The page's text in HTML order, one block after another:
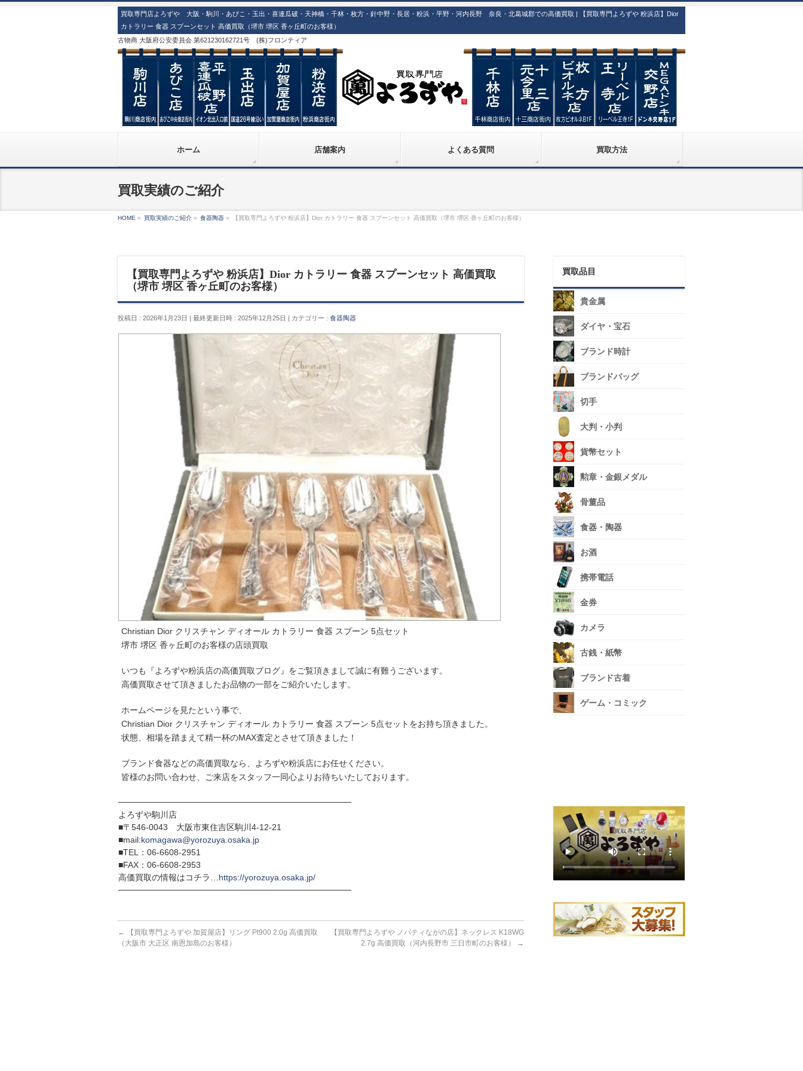
買取専門店よろずや 大阪・駒川・あびこ・玉出・喜連瓜破・天神橋・千林・枚方・針中野・長居・粉浜・平野・河内長野 奈良・北葛城郡での高価買取 | 【買取専門よろずや 粉浜店】Dior
カトラリー 食器 スプーンセット 高価買取（堺市 堺区 香ヶ丘町のお客様）
古物商 大阪府公安委員会 第621230162721号 (株)フロンティア
ホーム 店舗案内 よくある質問 買取方法
買取実績のご紹介
HOME » 買取実績のご紹介 » 食器陶器 » 【買取専門よろずや 粉浜店】Dior カトラリー 食器 スプーンセット 高価買取（堺市 堺区 香ヶ丘町のお客様）
【買取専門よろずや 粉浜店】Dior カトラリー 食器 スプーンセット 高価買取
（堺市 堺区 香ヶ丘町のお客様）
投稿日 : 2026年1月23日 最終更新日時 : 2025年12月25日 カテゴリー : 食器陶器
Christian Dior クリスチャン ディオール カトラリー 食器 スプーン 5点セット
堺市 堺区 香ヶ丘町のお客様の店頭買取
いつも『よろずや粉浜店の高価買取ブログ』をご覧頂きまして誠に有難うございます。
高価買取させて頂きましたお品物の一部をご紹介いたします。
ホームページを見たという事で、
Christian Dior クリスチャン ディオール カトラリー 食器 スプーン 5点セットをお持ち頂きました。
状態、相場を踏まえて精一杯のMAX査定とさせて頂きました！
ブランド食器などの高価買取なら、よろずや粉浜店にお任せください。
皆様のお問い合わせ、ご来店をスタッフ一同心よりお待ちいたしております。
───────────────────────────────────────
よろずや駒川店
■〒546-0043 大阪市東住吉区駒川4-12-21
■mail:komagawa@yorozuya.osaka.jp
■TEL：06-6608-2951
■FAX：06-6608-2953
高価買取の情報はコチラ… https://yorozuya.osaka.jp/
───────────────────────────────────────
←
【買取専門よろずや 加賀屋店】リング Pt900 2.0g 高価買取
（大阪市 大正区 南恩加島のお客様）
【買取専門よろずや ノバティながの店】ネックレス K18WG
2.7g 高価買取（河内長野市 三日市町のお客様）
→
買取品目
貴金属
ダイヤ・宝石
ブランド時計
ブランドバッグ
切手
大判・小判
貨幣セット
勲章・金銀メダル
骨董品
食器・陶器
お酒
携帯電話
金券
カメラ
古銭・紙幣
ブランド古着
ゲーム・コミック